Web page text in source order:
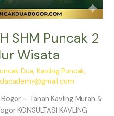
SHM Puncak 2
Wisata
Dua,Kavling Puncak,
– Tanah Kavling Murah &
KONSULTASI KAVLING